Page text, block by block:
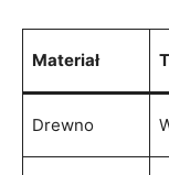
Materiał
Drewno